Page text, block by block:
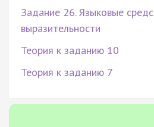
Задание 26. Языковые
выразительности
Теория к заданию 10
Теория к заданию 7